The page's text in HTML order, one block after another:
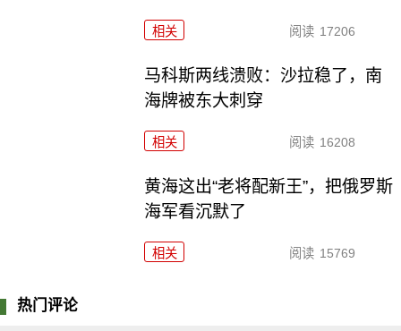
相关 阅读 17206
马科斯两线溃败：沙拉稳了，南
海牌被东大刺穿
相关 阅读 16208
黄海这出“老将配新王”，把俄罗斯
海军看沉默了
相关 阅读 15769
热门评论